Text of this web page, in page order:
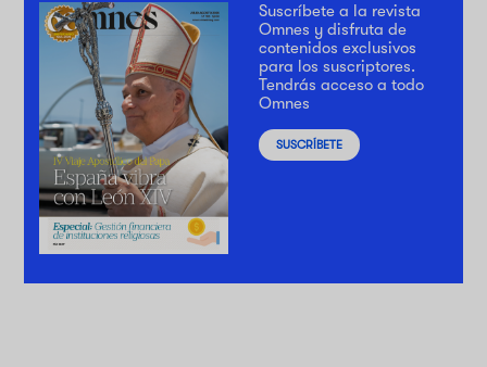
Suscríbete a la revista
Omnes y disfruta de
contenidos exclusivos
para los suscriptores.
Tendrás acceso a todo
Omnes
SUSCRÍBETE